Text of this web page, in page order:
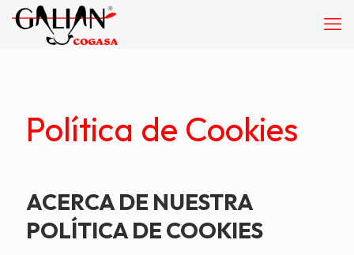
Política de Cookies
ACERCA DE NUESTRA
POLÍTICA DE COOKIES